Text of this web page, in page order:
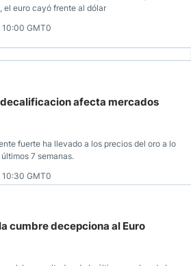
el euro cayó frente al dólar
10:00 GMT0
afecta mercados
fuerte ha llevado a los precios del oro a lo
7 semanas.
10:30 GMT0
cumbre decepciona al Euro